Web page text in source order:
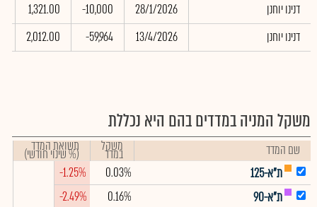
דנינו יוחנן
28/1/2026
-10,000
1,321.00
דנינו יוחנן
13/4/2026
-59,964
2,012.00
משקל המניה במדדים בהם היא נכללת
שם המדד משקל
במדד תשואת המדד
(% שינוי חודשי)
ת"א-125
0.03%
-1.25%
ת"א-90
0.16%
-2.49%